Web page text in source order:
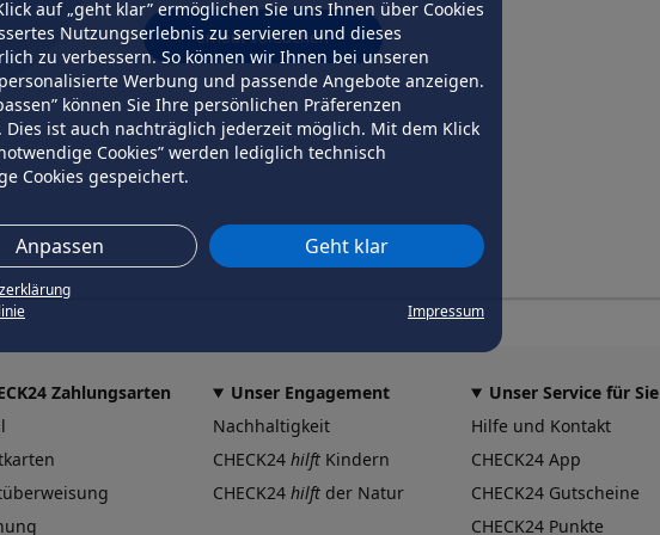
auf „geht klar” ermöglichen Sie uns Ihnen über Cookies
Nutzungserlebnis zu servieren und dieses
zu verbessern. So können wir Ihnen bei unseren
Werbung und passende Angebote anzeigen.
können Sie Ihre persönlichen Präferenzen
Dies ist auch nachträglich jederzeit möglich. Mit dem Klick
Cookies” werden lediglich technisch
Cookies gespeichert.
Anpassen Geht klar
Impressum
erneut versuchen
Zahlungsarten
Unser Engagement
Nachhaltigkeit
CHECK24 hilft Kindern
CHECK24 hilft der Natur
Unser Service für Sie
Hilfe und Kontakt
CHECK24 App
CHECK24 Gutscheine
CHECK24 Punkte